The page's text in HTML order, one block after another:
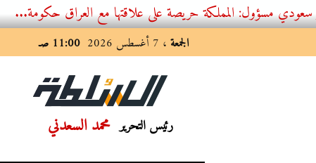
المملكة حريصة على علاقتها مع العراق حكومة...
الجمعة ، 7 أغسطس 2026 11:00 صـ
رئيس التحرير محمد السعدني